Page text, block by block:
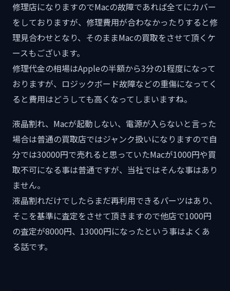
修理店になりますのでMacの故障であれば全てにカバー
をしておりますが、修理費用が合わなかったりすると修
理見合わせとなり、そのままMacの買取をさせて頂くケ
ースもございます。
修理代金の相場はAppleの半額から3分の1程度になって
おりますが、ロジックボード故障などの重傷になってく
ると費用はどうしても高くなってしまいますね。
液晶割れ、Macが起動しない、電源が入らないと言った
場合は普通の買取店ではジャンク扱いになりますので自
分では30000円で売れると思っていたMacが1000円や買
取不可になる事は普通ですが、当社ではそんな事はあり
ません。
液晶割れだけでしたらまだ再利用できるパーツはあり、
そこを基準に査定をさせて頂きますので他店で1000円
の査定が8000円、13000円になったという事はよくあ
る話です。